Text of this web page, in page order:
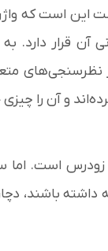
این است که
قرار دارد.
و آن را چیزی
زودرس است. اما
داشته باشند،